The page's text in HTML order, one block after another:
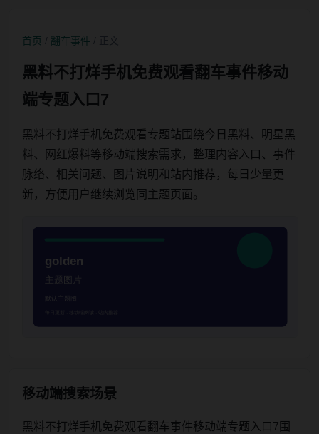
首页 翻车事件
黑料不打烊手机免费观看翻车事件移动
端专题入口7
黑料不打烊手机免费观看专题站围绕今日黑料、明星黑
料、网红爆料等移动端搜索需求，整理内容入口、事件
脉络、相关问题、图片说明和站内推荐，每日少量更
新，方便用户继续浏览同主题页面。
移动端搜索场景
黑料不打烊手机免费观看翻车事件移动端专题入口7围